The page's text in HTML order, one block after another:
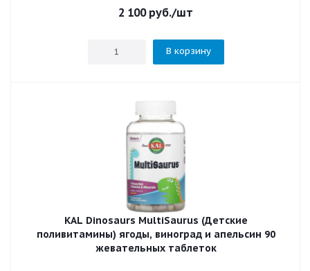
2 100руб./шт
В корзину
KAL Dinosaurs MultiSaurus (Детские
поливитамины) ягоды, виноград и апельсин 90
жевательных таблеток